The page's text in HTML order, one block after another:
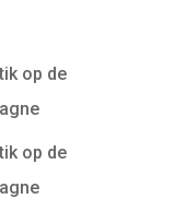
op de
op de